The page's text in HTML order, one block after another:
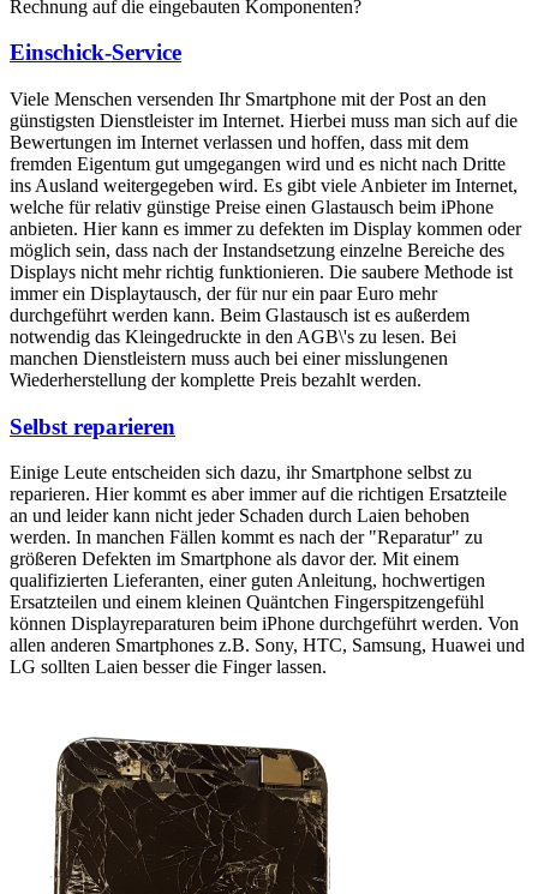
Rechnung auf die eingebauten Komponenten?
Einschick-Service
Viele Menschen versenden Ihr Smartphone mit der Post an den
günstigsten Dienstleister im Internet. Hierbei muss man sich auf die
Bewertungen im Internet verlassen und hoffen, dass mit dem
fremden Eigentum gut umgegangen wird und es nicht nach Dritte
ins Ausland weitergegeben wird. Es gibt viele Anbieter im Internet,
welche für relativ günstige Preise einen Glastausch beim iPhone
anbieten. Hier kann es immer zu defekten im Display kommen oder
möglich sein, dass nach der Instandsetzung einzelne Bereiche des
Displays nicht mehr richtig funktionieren. Die saubere Methode ist
immer ein Displaytausch, der für nur ein paar Euro mehr
durchgeführt werden kann. Beim Glastausch ist es außerdem
notwendig das Kleingedruckte in den AGB\'s zu lesen. Bei
manchen Dienstleistern muss auch bei einer misslungenen
Wiederherstellung der komplette Preis bezahlt werden.
Selbst reparieren
Einige Leute entscheiden sich dazu, ihr Smartphone selbst zu
reparieren. Hier kommt es aber immer auf die richtigen Ersatzteile
an und leider kann nicht jeder Schaden durch Laien behoben
werden. In manchen Fällen kommt es nach der "Reparatur" zu
größeren Defekten im Smartphone als davor der. Mit einem
qualifizierten Lieferanten, einer guten Anleitung, hochwertigen
Ersatzteilen und einem kleinen Quäntchen Fingerspitzengefühl
können Displayreparaturen beim iPhone durchgeführt werden. Von
allen anderen Smartphones z.B. Sony, HTC, Samsung, Huawei und
LG sollten Laien besser die Finger lassen.